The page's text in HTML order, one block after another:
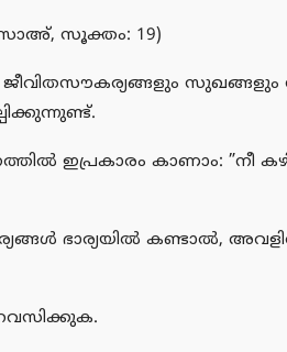
സൂക്തം: 19)
സുഖങ്ങളും
ഇപ്രകാരം കാണാം:
ഭാര്യയില്‍ കണ്ടാല്‍,